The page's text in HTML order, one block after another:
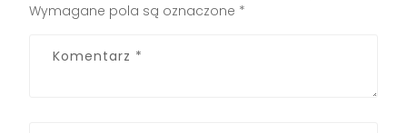
Wymagane pola są oznaczone *